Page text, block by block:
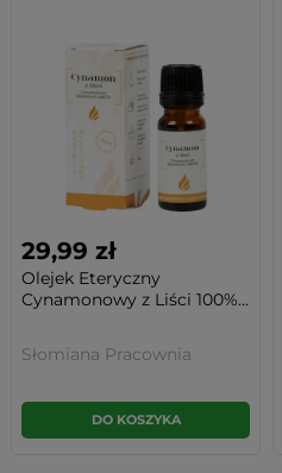
29,99 zł
Olejek Eteryczny
Cynamonowy z Liści 100%...
Słomiana Pracownia
DO KOSZYKA